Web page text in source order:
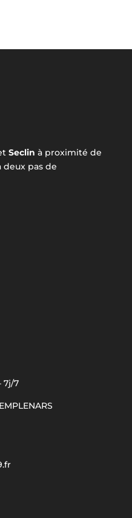
Seclin à proximité de
deux pas de
7j/7